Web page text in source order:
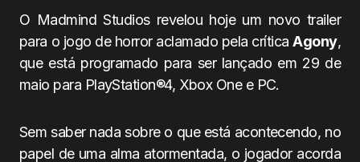
O Madmind Studios revelou hoje um novo trailer
para o jogo de horror aclamado pela críticaAgony,
que está programado para ser lançado em 29 de
maio para PlayStation®4, Xbox One e PC.
Sem saber nada sobre o que está acontecendo, no
papel de uma alma atormentada, o jogador acorda